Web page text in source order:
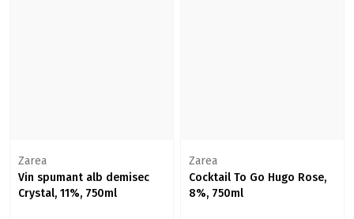
Zarea
Vin spumant alb demisec
Crystal, 11%, 750ml
Zarea
Cocktail To Go Hugo Rose,
8%, 750ml